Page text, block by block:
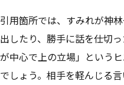
引用箇所では、すみれが神
出したり、勝手に話を仕切
が中心で上の立場」という
でしょう。相手を軽んじる